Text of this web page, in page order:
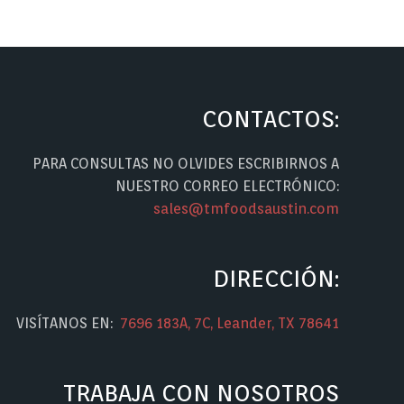
CONTACTOS:
PARA CONSULTAS NO OLVIDES ESCRIBIRNOS A
NUESTRO CORREO ELECTRÓNICO:
sales@tmfoodsaustin.com
DIRECCIÓN:
VISÍTANOS EN: 7696 183A, 7C, Leander, TX 78641
TRABAJA CON NOSOTROS